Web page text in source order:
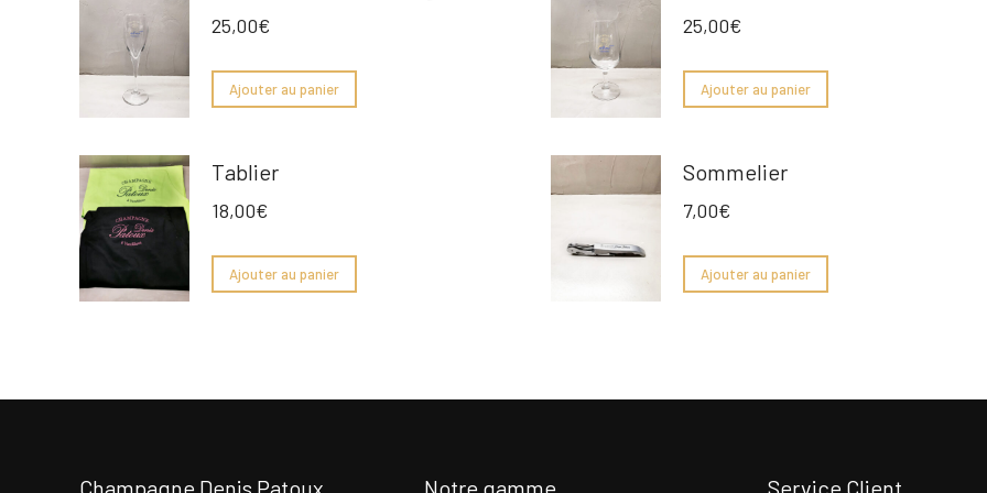
25,00€
Ajouter au panier
25,00€
Ajouter au panier
Tablier
18,00€
Ajouter au panier
Sommelier
7,00€
Ajouter au panier
Champagne Denis Patoux Notre gamme Service Client